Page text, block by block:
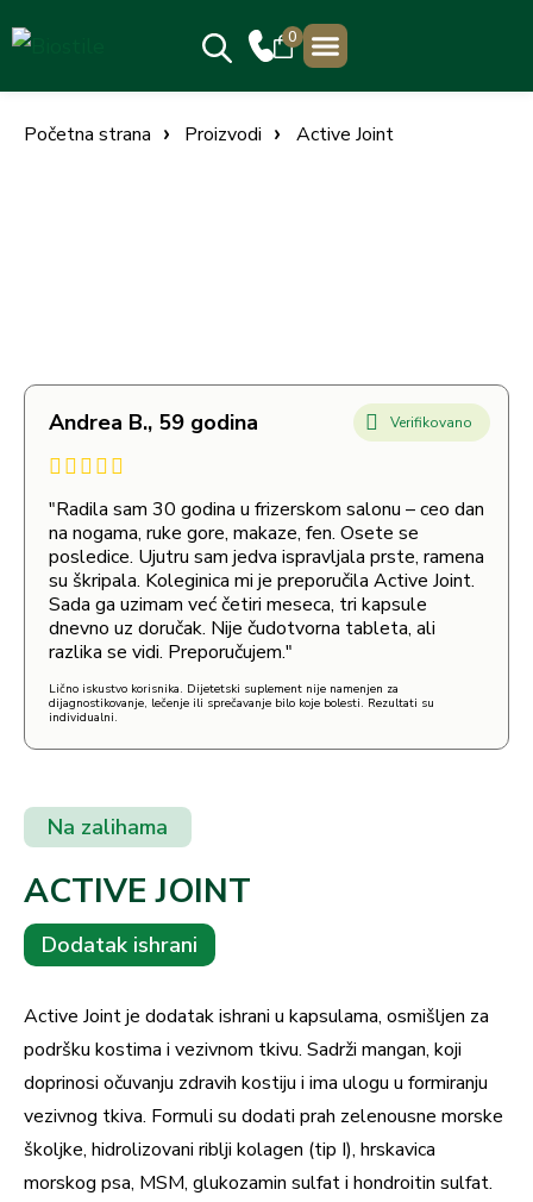
0
Početna strana Proizvodi Active Joint
Andrea B., 59 godina Verifikovano
"Radila sam 30 godina u frizerskom salonu – ceo dan
na nogama, ruke gore, makaze, fen. Osete se
posledice. Ujutru sam jedva ispravljala prste, ramena
su škripala. Koleginica mi je preporučila Active Joint.
Sada ga uzimam već četiri meseca, tri kapsule
dnevno uz doručak. Nije čudotvorna tableta, ali
razlika se vidi. Preporučujem."
Lično iskustvo korisnika. Dijetetski suplement nije namenjen za
dijagnostikovanje, lečenje ili sprečavanje bilo koje bolesti. Rezultati su
individualni.
Na zalihama
ACTIVE JOINT
Dodatak ishrani
Active Joint je dodatak ishrani u kapsulama, osmišljen za
podršku kostima i vezivnom tkivu. Sadrži mangan, koji
doprinosi očuvanju zdravih kostiju i ima ulogu u formiranju
vezivnog tkiva. Formuli su dodati prah zelenousne morske
školjke, hidrolizovani riblji kolagen (tip I), hrskavica
morskog psa, MSM, glukozamin sulfat i hondroitin sulfat.